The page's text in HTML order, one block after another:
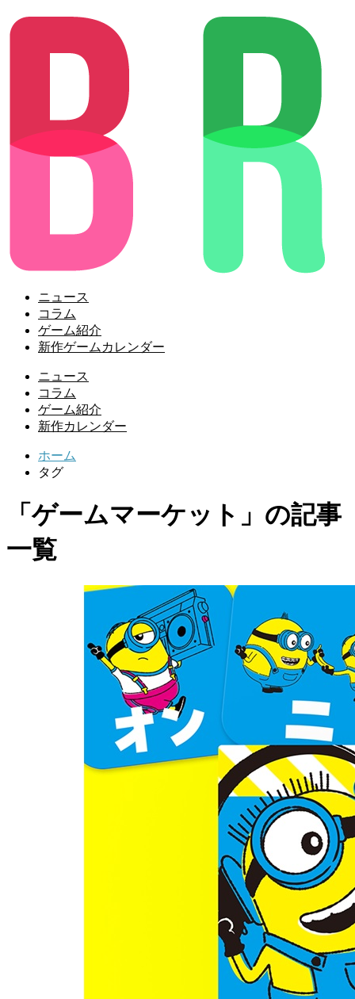
ニュース
コラム
ゲーム紹介
新作ゲームカレンダー
ニュース
コラム
ゲーム紹介
新作カレンダー
ホーム
タグ
「ゲームマーケット」の記事
一覧